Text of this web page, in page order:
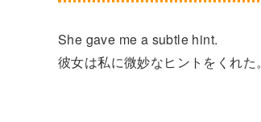
She gave me a subtle hint.
彼女は私に微妙なヒントをくれた。